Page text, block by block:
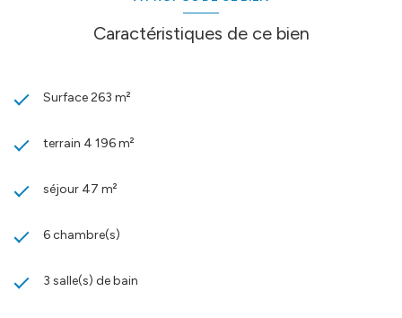
Caractéristiques de ce bien
Surface 263 m²
terrain 4 196 m²
séjour 47 m²
6 chambre(s)
3 salle(s) de bain